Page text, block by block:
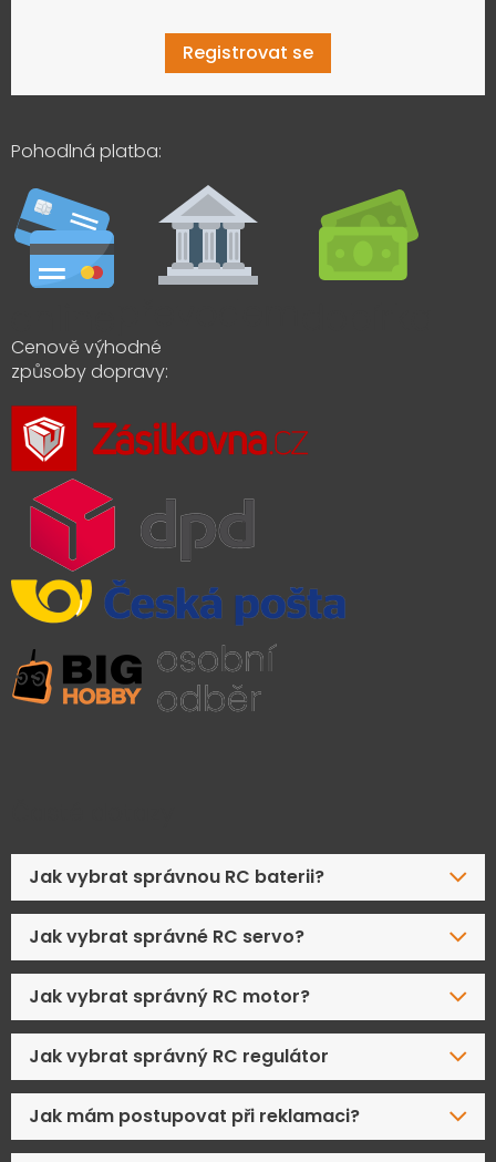
Registrovat se
Pohodlná platba:
Cenově výhodné
způsoby dopravy:
Jak vybrat správnou RC baterii?
Jak vybrat správné RC servo?
Jak vybrat správný RC motor?
Jak vybrat správný RC regulátor
Jak mám postupovat při reklamaci?